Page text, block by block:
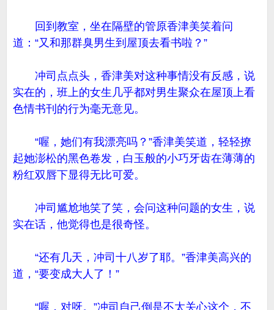
回到教室，坐在隔壁的管原香津美笑着问
道：“又和那群臭男生到屋顶去看书啦？”
冲司点点头，香津美对这种事情没有反感，说
实在的，班上的女生几乎都对男生聚众在屋顶上看
色情书刊的行为毫无意见。
“喔，她们有我漂亮吗？”香津美笑道，轻轻撩
起她澎松的黑色卷发，白玉般的小巧牙齿在薄薄的
粉红双唇下显得无比可爱。
冲司尴尬地笑了笑，会问这种问题的女生，说
实在话，他觉得也是很奇怪。
“还有几天，冲司十八岁了耶。”香津美高兴的
道，“要变成大人了！”
“喔，对呀。”冲司自己倒是不太关心这个，不